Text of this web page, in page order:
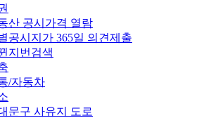
산 공시가격 열람
공시지가 365일 의견제출
지번검색
/자동차
문구 사유지 도로